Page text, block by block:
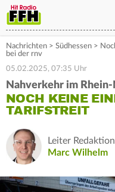
Nachrichten > Südhessen >
bei der rnv
05.02.2025, 07:35 Uhr
Nahverkehr im
NOCH KEINE
TARIFSTREIT
Leiter
Marc Wilhelm